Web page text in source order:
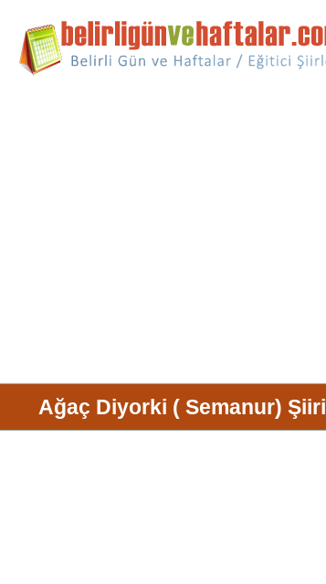
Ağaç Diyorki ( Semanur) Şiiri